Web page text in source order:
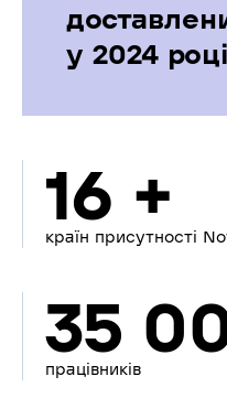
у 2024 році
16 +
країн присутності
35
працівників